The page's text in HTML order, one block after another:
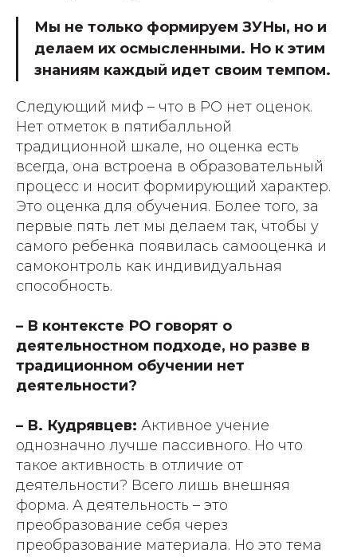
Мы не только формируем ЗУНы, но и
делаем их осмысленными. Но к этим
знаниям каждый идет своим темпом.
Следующий миф – что в РО нет оценок.
Нет отметок в пятибалльной
традиционной шкале, но оценка есть
всегда, она встроена в образовательный
процесс и носит формирующий характер.
Это оценка для обучения. Более того, за
первые пять лет мы делаем так, чтобы у
самого ребенка появилась самооценка и
самоконтроль как индивидуальная
способность.
– В контексте РО говорят о
деятельностном подходе, но разве в
традиционном обучении нет
деятельности?
– В. Кудрявцев: Активное учение
однозначно лучше пассивного. Но что
такое активность в отличие от
деятельности? Всего лишь внешняя
форма. А деятельность – это
преобразование себя через
преобразование материала. Но это тема